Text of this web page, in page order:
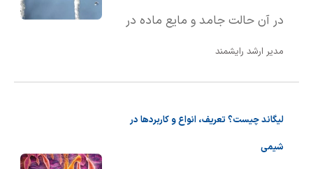
در آن حالت جامد و مایع ماده در
تعادل با یکدیگر قرار دارند. به بیان
ماده از حالت جامد به حالت مایع
مدیر ارشد رایشمند
لیگاند چیست؟ تعریف، انواع و کاربردها در
شیمی